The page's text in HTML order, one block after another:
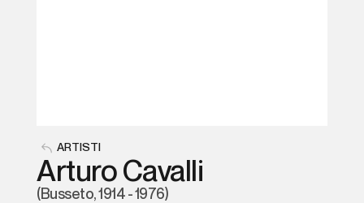
ARTISTI
Arturo Cavalli
(Busseto, 1914 - 1976)